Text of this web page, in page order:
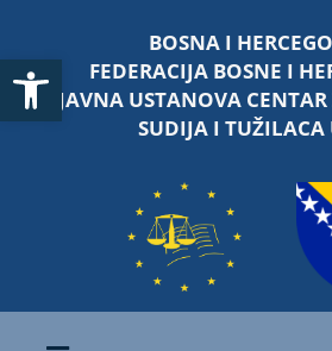
Open toolbar
content
BOSNA I
FEDERACIJA BOSNE I
JAVNA USTANOVA
SUDIJA I TUŽILACA